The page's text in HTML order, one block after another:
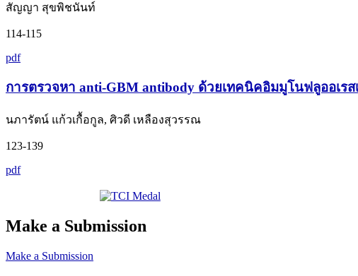
สัญญา สุขพิชนันท์
114-115
pdf
การตรวจหา anti-GBM antibody ด้วยเทคนิคอิมมูโนฟลูออเร
นภารัตน์ แก้วเกื้อกูล, ศิวดี เหลืองสุวรรณ
123-139
pdf
Make a Submission
Make a Submission